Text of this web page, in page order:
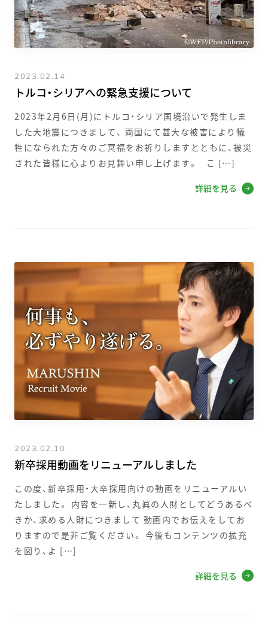
2023.02.14
トルコ・シリアへの緊急支援について
2023年2月6日(月)にトルコ・シリア国境沿いで発生しま
した大地震につきまして、 両国にて甚大な被害により犠
牲になられた方々のご冥福をお祈りしますとともに、被災
された皆様に心よりお見舞い申し上げます。 こ […]
詳細を見る
2023.02.10
新卒採用動画をリニューアルしました
この度、新卒採用・大卒採用向けの動画をリニューアルい
たしました。 内容を一新し、丸眞の人財としてどうあるべ
きか、求める人財につきまして 動画内でお伝えをしてお
りますので是非ご覧ください。 今後もコンテンツの拡充
を図り、よ […]
詳細を見る